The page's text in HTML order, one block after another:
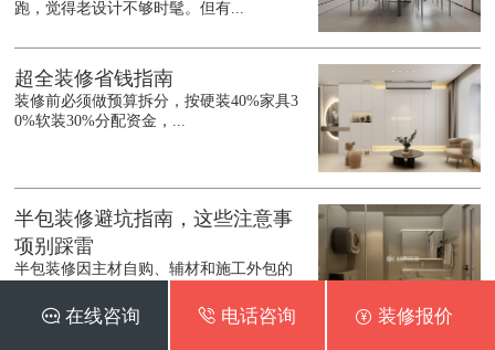
跑，觉得老设计不够时髦。但有...
超全装修省钱指南
装修前必须做预算拆分，按硬装40%家具3
0%软装30%分配资金，...
半包装修避坑指南，这些注意事
项别踩雷
半包装修因主材自购、辅材和施工外包的
 在线咨询  电话咨询  装修报价